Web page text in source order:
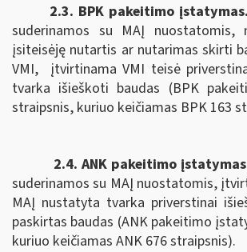
2.3. BPK pakeitimo įstatymas.
suderinamos su MAĮ nuostatomis,
įsiteisėję nutartis ar nutarimas skirti
VMI,
įtvirtinama VMI teisė
tvarka išieškoti baudas (BPK
straipsnis, kuriuo keičiamas BPK 163
2.4. ANK pakeitimo
suderinamos su MAĮ nuostatomis,
MAĮ nustatyta tvarka priverstinai
paskirtas baudas (ANK pakeitimo
kuriuo keičiamas ANK 676 straipsnis).